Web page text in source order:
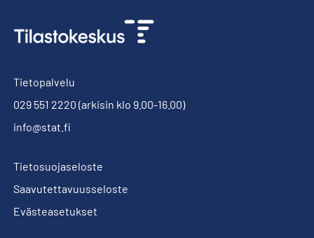
Tietopalvelu
029 551 2220 (arkisin klo 9.00-16.00)
info@stat.fi
Tietosuojaseloste
Saavutettavuusseloste
Evästeasetukset